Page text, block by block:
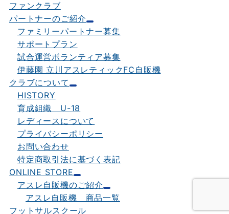
ファンクラブ
パートナーのご紹介
ファミリーパートナー募集
サポートプラン
試合運営ボランティア募集
伊藤園 立川アスレティックFC自販機
クラブについて
HISTORY
育成組織 U-18
レディースについて
プライバシーポリシー
お問い合わせ
特定商取引法に基づく表記
ONLINE STORE
アスレ自販機のご紹介
アスレ自販機 商品一覧
フットサルスクール